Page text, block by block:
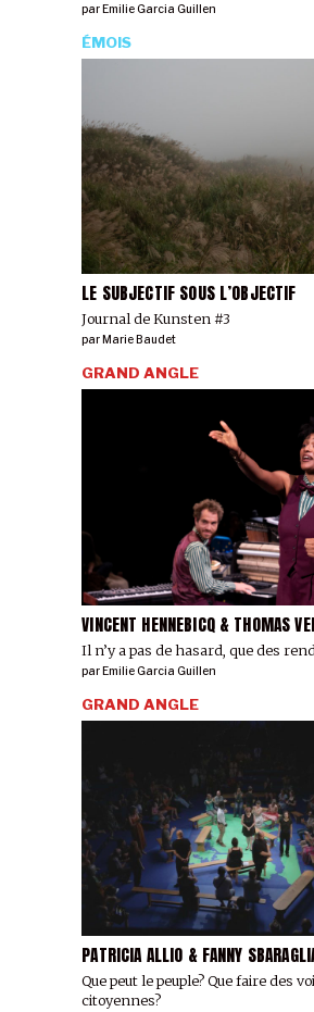
parEmilie Garcia Guillen
LE SUBJECTIF SOUS L’OBJECTIF
Journal de Kunsten #3
ÉMOIS
par Marie Baudet
VINCENT HENNEBICQ & THOMAS
Il n’y a pas de hasard, que des
GRAND ANGLE
parEmilie Garcia Guillen
PATRICIA ALLIO & FANNY
Que peut le peuple? Que faire des
citoyennes?
GRAND ANGLE